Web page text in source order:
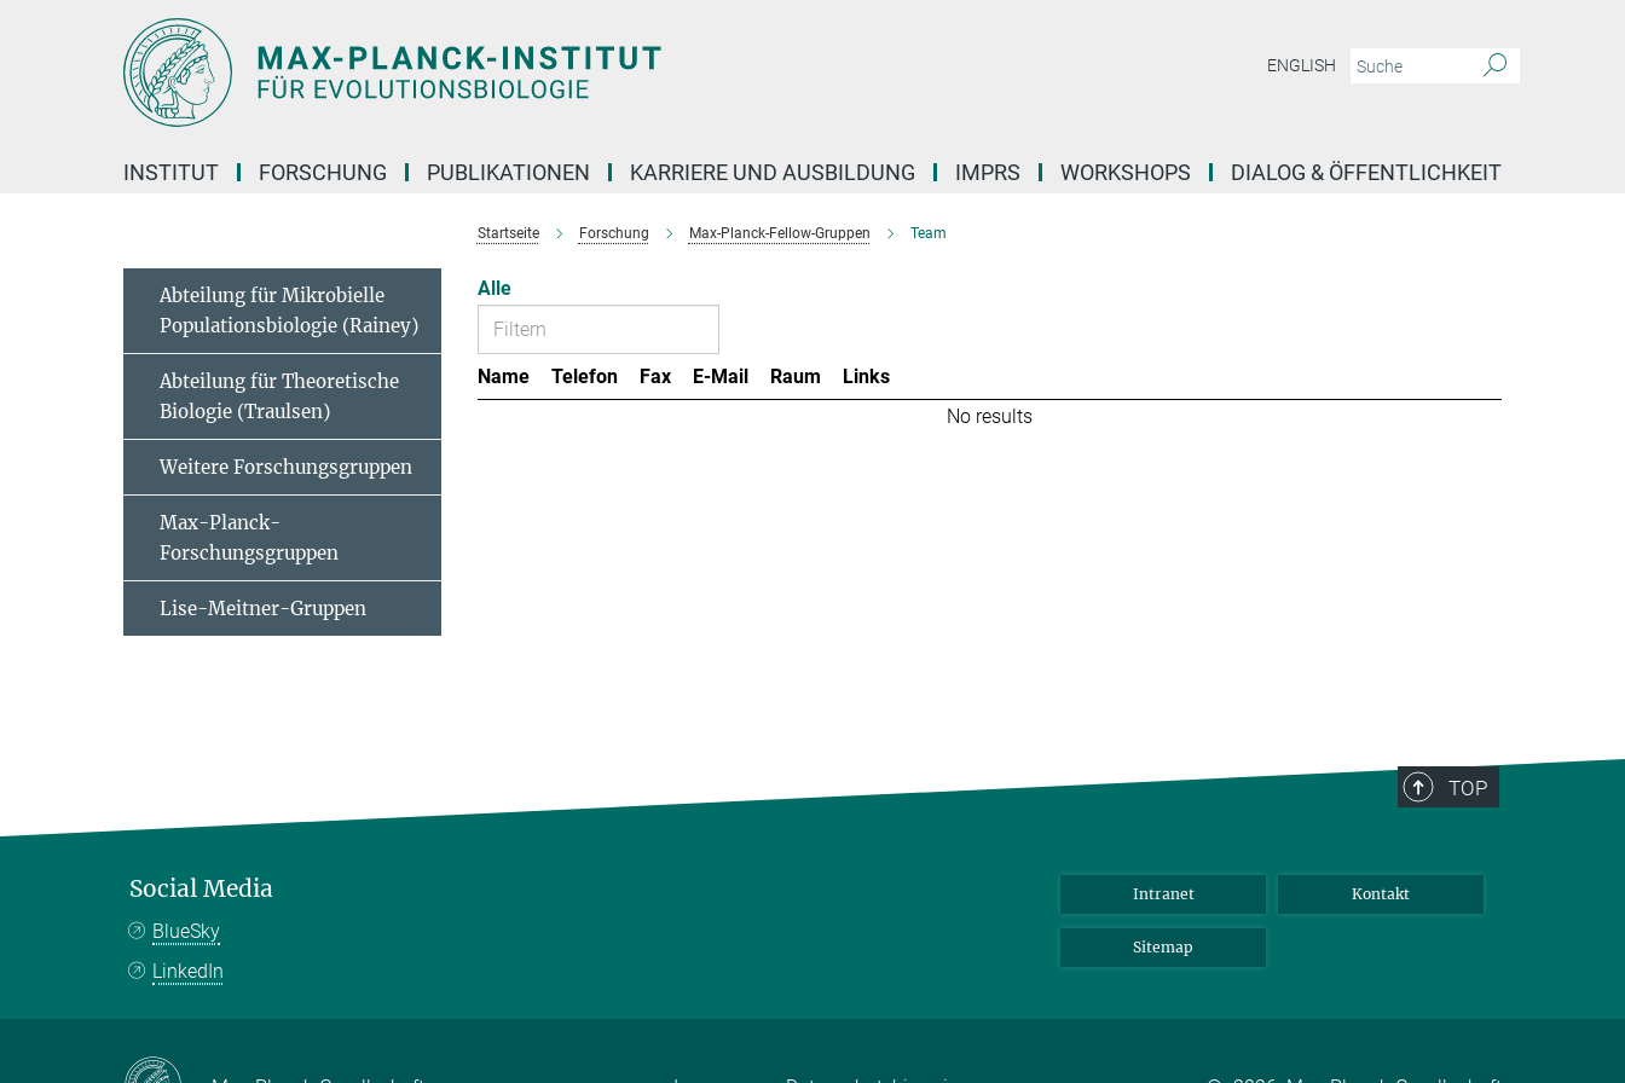
ENGLISH
INSTITUT FORSCHUNG PUBLIKATIONEN KARRIERE UND AUSBILDUNG IMPRS WORKSHOPS DIALOG & ÖFFENTLICHKEIT
Startseite Forschung Max-Planck-Fellow-Gruppen Team
Alle
Name Telefon Fax E-Mail Raum
Links
No results
Abteilung für Mikrobielle
Populationsbiologie (Rainey)
Abteilung für Theoretische
Biologie (Traulsen)
Weitere Forschungsgruppen
Max-Planck-
Forschungsgruppen
Lise-Meitner-Gruppen
TOP
Social Media
BlueSky
LinkedIn
Intranet Kontakt
Sitemap